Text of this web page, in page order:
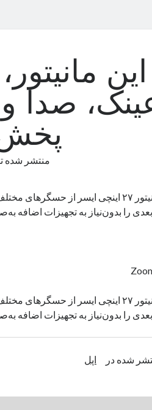
این
صدا
منتشر شده
را بدون‌نیاز به تجهیزات اضافه
را بدون‌نیاز به تجهیزات اضافه
شده در اپل